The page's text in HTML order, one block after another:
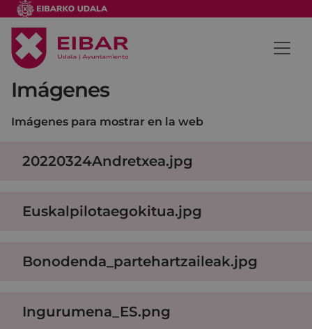
Imágenes
Imágenes para mostrar en la web
20220324Andretxea.jpg
Euskalpilotaegokitua.jpg
Bonodenda_partehartzaileak.jpg
Ingurumena_ES.png